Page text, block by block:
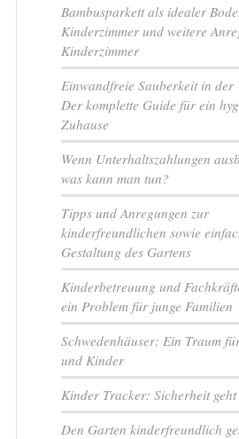
Bambusparkett als idealer
Kinderzimmer und weitere
Kinderzimmer
Einwandfreie Sauberkeit in der
Der komplette Guide für ein
Zuhause
Wenn Unterhaltszahlungen
was kann man tun?
Tipps und Anregungen zur
kinderfreundlichen sowie
Gestaltung des Gartens
Kinderbetreuung und
ein Problem für junge Familien
Schwedenhäuser: Ein Traum
und Kinder
Kinder Tracker: Sicherheit
Den Garten kinderfreundlich